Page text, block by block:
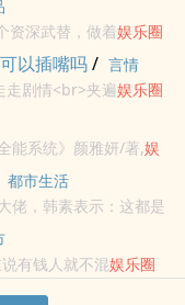
，既然走不掉，那就重
深武替，做着娱乐圈
到的却是背叛。 男朋
因“意外”失去生命。 ...
以插嘴吗/ 言情
剧情<br>夹遍娱乐圈
人 经纪人 助理
能系统》颜雅妍/著,娱
之际，心心念念的未...
都市生活
佬，韩素表示：这都是
《一个人设无限次崩塌
书涉及各国娱乐圈，不
有钱人就不混娱乐圈
。”本书又名：《